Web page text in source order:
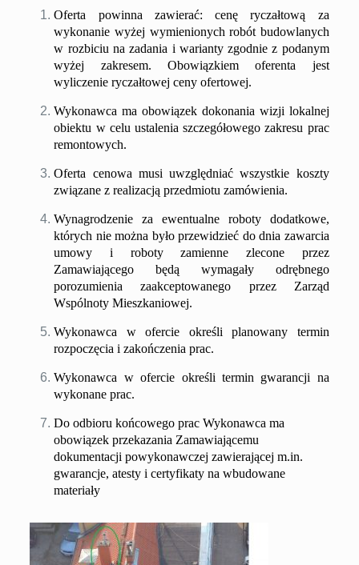
Oferta powinna zawierać:cenę ryczałtową za
wykonanie wyżej wymienionych robót budowlanych
w rozbiciu na zadania i warianty zgodnie z podanym
wyżej zakresem.
Obowiązkiem oferenta jest
wyliczenie ryczałtowej ceny ofertowej.
Wykonawca ma obowiązek dokonania wizji lokalnej
obiektu w celu ustalenia szczegółowego zakresu prac
remontowych.
Oferta cenowa musi uwzględniać wszystkie koszty
związane z realizacją przedmiotu zamówienia.
Wynagrodzenie za ewentualne roboty dodatkowe,
których nie można było przewidzieć do dnia zawarcia
umowy i roboty zamienne zlecone przez
Zamawiającego będą wymagały odrębnego
porozumienia zaakceptowanego przez Zarząd
Wspólnoty Mieszkaniowej.
Wykonawca w ofercie określi planowany termin
rozpoczęcia i zakończenia prac.
Wykonawca w ofercie określi termin gwarancji na
wykonane prac.
Do odbioru końcowego prac Wykonawca ma
obowiązek przekazania Zamawiającemu
dokumentacji powykonawczej zawierającej m.in.
gwarancje, atesty i certyfikaty na wbudowane
materiały